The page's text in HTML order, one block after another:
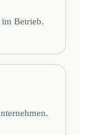
Betrieb.